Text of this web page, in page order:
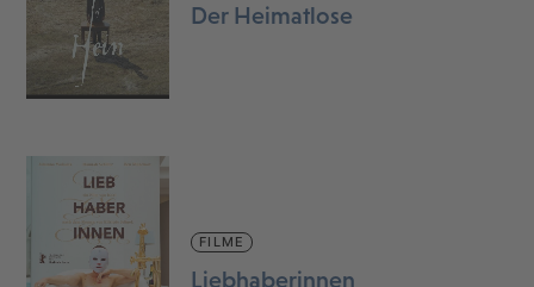
Der Heimatlose
FILME
Liebhaberinnen